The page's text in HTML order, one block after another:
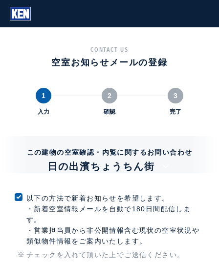
CONTACT US
空室お知らせメールの登録
1
入力
2
確認
3
完了
この建物の空室確認・内覧に関するお問い合わせ
日の出濱ちょうちん街
以下の方法で新着お知らせを希望します。
・新着空室情報メールを自動で180日間配信しま
す。
・営業担当員から非公開情報含む現状の空室状況や
類似物件情報をご案内いたします。
チェックを入れて頂いた上でご送信ください。